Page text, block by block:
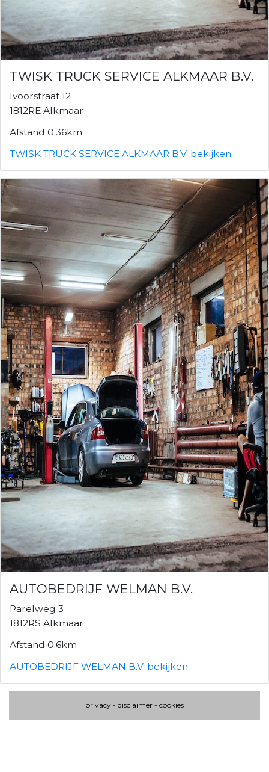
TWISK TRUCK SERVICE ALKMAAR B.V.
Ivoorstraat 12
1812RE Alkmaar
Afstand 0.36km
TWISK TRUCK SERVICE ALKMAAR B.V. bekijken
AUTOBEDRIJF WELMAN B.V.
Parelweg 3
1812RS Alkmaar
Afstand 0.6km
AUTOBEDRIJF WELMAN B.V. bekijken
privacy - disclaimer - cookies